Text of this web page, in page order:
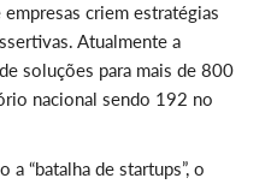
criem estratégias
Atualmente a
soluções para mais de 800
nacional sendo 192 no
“batalha de startups”, o